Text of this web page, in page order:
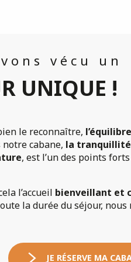
vécu un
UNIQUE !
le reconnaître,
cabane, la tranquillité
, est l’un des points
l’accueil bienveillant et
la durée du séjour,
JE RÉSERVE MA